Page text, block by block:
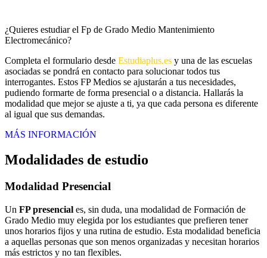
¿Quieres estudiar el Fp de Grado Medio Mantenimiento
Electromecánico?
Completa el formulario desde Estudiaplus.es y una de las escuelas
asociadas se pondrá en contacto para solucionar todos tus
interrogantes. Estos FP Medios se ajustarán a tus necesidades,
pudiendo formarte de forma presencial o a distancia. Hallarás la
modalidad que mejor se ajuste a ti, ya que cada persona es diferente
al igual que sus demandas.
MÁS INFORMACIÓN
Modalidades de estudio
Modalidad Presencial
Un FP presencial es, sin duda, una modalidad de Formación de
Grado Medio muy elegida por los estudiantes que prefieren tener
unos horarios fijos y una rutina de estudio. Esta modalidad beneficia
a aquellas personas que son menos organizadas y necesitan horarios
más estrictos y no tan flexibles.